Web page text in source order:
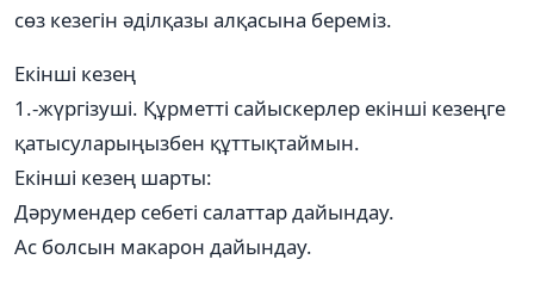
сөз кезегін әділқазы алқасына береміз.
Екінші кезең
1.-жүргізуші. Құрметті сайыскерлер екінші кезеңге
қатысуларыңызбен құттықтаймын.
Екінші кезең шарты:
Дәрумендер себеті салаттар дайындау.
Ас болсын макарон дайындау.